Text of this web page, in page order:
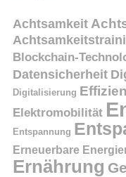
Achtsamkeit
Blockchain-
Datensicherheit
Digitalisierung
Elektromobilität
Entspannung
Erneuerbare
Ernährung